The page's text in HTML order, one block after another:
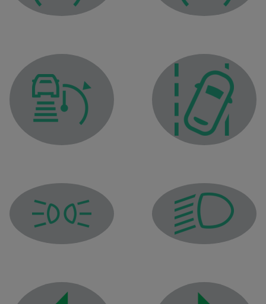
Lampica upozorenja limitera brzine Lampica upozorenja
Lampica upozorenja adaptivnog tempomata Stop and Go
Lampica upozorenja
Bočno upozoravajuće svetlo
Indikator za kratka